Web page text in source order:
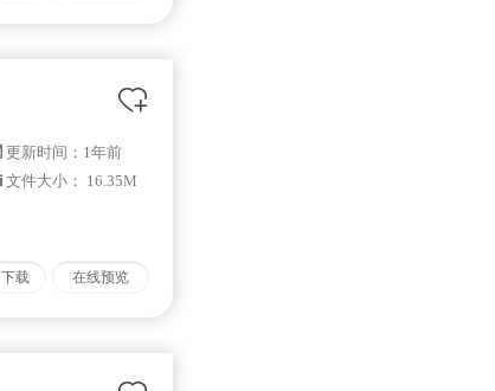
更新时间： 1年前
文件大小： 16.35M
下载 在线预览